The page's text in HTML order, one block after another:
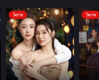
Serie Serie